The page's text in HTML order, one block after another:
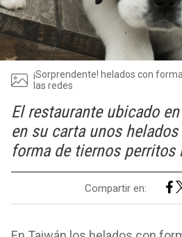
¡Sorprendente! helados con
las redes
El restaurante ubicado
en su carta unos
forma de tiernos perritos
Compartir en: